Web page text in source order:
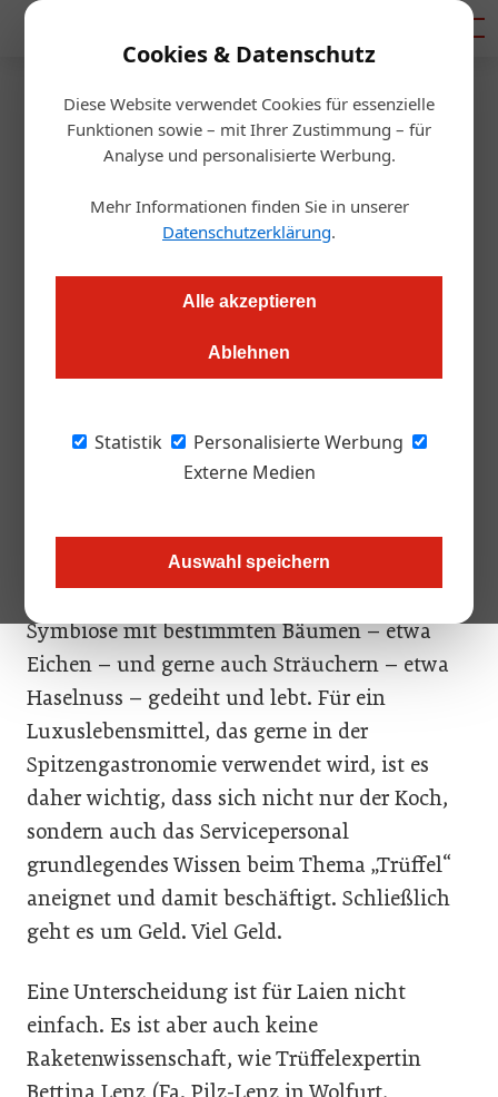
Cookies & Datenschutz
Diese Website verwendet Cookies für essenzielle
Funktionen sowie – mit Ihrer Zustimmung – für
Analyse und personalisierte Werbung.
Mehr Informationen finden Sie in unserer
Datenschutzerklärung.
Alle akzeptieren
Ablehnen
Statistik
Personalisierte Werbung
Externe Medien
Auswahl speichern
Startseite/Gastro & Hotel
Welche Trüffel sind interessant
für die Gastronomie?
Trüffelsorten gibt es Dutzende. Wirklich interessant für die
Gastronomie sind aber nur eine Handvoll. Welche das sind
Gastronomen im ÖGZ-Trüffelworkshop.
Wintertrüffel: Es kursiert viel Un- bzw.
Halbwissen rund um den unterirdisch
Symbiose mit bestimmten Bäumen – etwa
Eichen – und gerne auch Sträuchern – etwa
Haselnuss – gedeiht und lebt. Für ein
Luxuslebensmittel, das gerne in der
Spitzengastronomie verwendet wird, ist es
daher wichtig, dass sich nicht nur der Koch,
sondern auch das Servicepersonal
grundlegendes Wissen beim Thema „Trüffel“
aneignet und damit beschäftigt. Schließlich
geht es um Geld. Viel Geld.
Eine Unterscheidung ist für Laien nicht
einfach. Es ist aber auch keine
Raketenwissenschaft, wie Trüffelexpertin